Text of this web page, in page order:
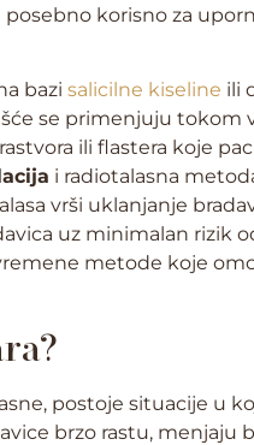
korisno za
bazi salicilne kiseline ili
se primenjuju tokom
ili flastera koje
i radiotalasna
vrši uklanjanje
uz minimalan rizik
metode koje
postoje situacije u
brzo rastu, menjaju